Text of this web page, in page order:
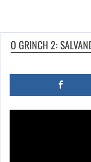
O GRINCH 2: